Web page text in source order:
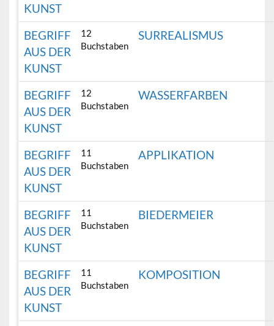
KUNST
BEGRIFF
AUS DER
KUNST
12
Buchstaben
SURREALISMUS
BEGRIFF
AUS DER
KUNST
12
Buchstaben
WASSERFARBEN
BEGRIFF
AUS DER
KUNST
11
Buchstaben
APPLIKATION
BEGRIFF
AUS DER
KUNST
11
Buchstaben
BIEDERMEIER
BEGRIFF
AUS DER
KUNST
11
Buchstaben
KOMPOSITION